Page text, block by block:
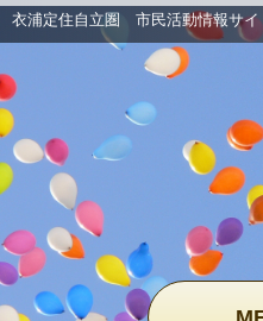
衣浦定住自立圏 市民活動情報サ